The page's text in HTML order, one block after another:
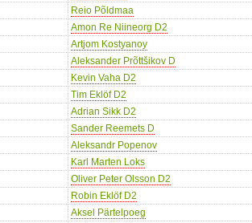
Reio Põldmaa
Amon Re Niineorg D2
Artjom Kostyanoy
Aleksander Prõttšikov D
Kevin Vaha D2
Tim Eklöf D2
Adrian Sikk D2
Sander Reemets D
Aleksandr Popenov
Karl Marten Loks
Oliver Peter Olsson D2
Robin Eklöf D2
Aksel Pärtelpoeg